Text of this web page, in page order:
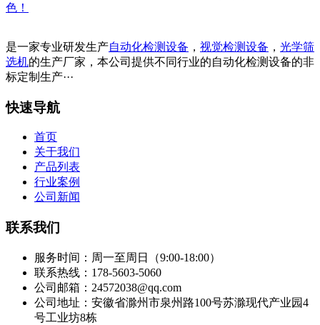
色！
是一家专业研发生产自动化检测设备 ， 视觉检测设备 ， 光学筛
选机的生产厂家，本公司提供不同行业的自动化检测设备的非
标定制生产···
快速导航
首页
关于我们
产品列表
行业案例
公司新闻
联系我们
服务时间：周一至周日（9:00-18:00）
联系热线：178-5603-5060
公司邮箱：24572038@qq.com
公司地址：安徽省滁州市泉州路100号苏滁现代产业园4
号工业坊8栋